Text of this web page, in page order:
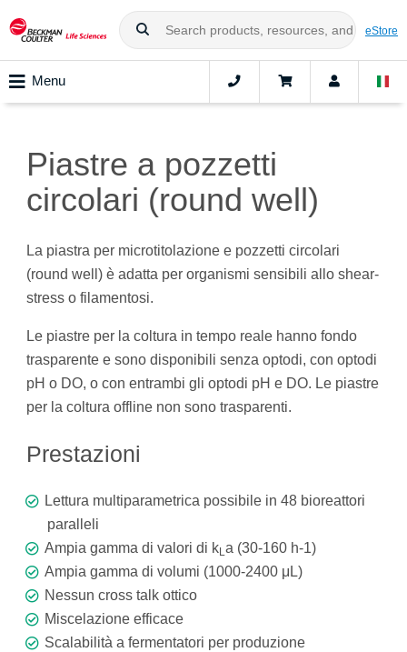
eStore
Menu
Piastre a pozzetti
circolari (round well)
La piastra per microtitolazione e pozzetti circolari
(round well) è adatta per organismi sensibili allo shear-
stress o filamentosi.
Le piastre per la coltura in tempo reale hanno fondo
trasparente e sono disponibili senza optodi, con optodi
pH o DO, o con entrambi gli optodi pH e DO. Le piastre
per la coltura offline non sono trasparenti.
Prestazioni
Lettura multiparametrica possibile in 48 bioreattori
paralleli
Ampia gamma di valori di kLa (30-160 h-1)
Ampia gamma di volumi (1000-2400 μL)
Nessun cross talk ottico
Miscelazione efficace
Scalabilità a fermentatori per produzione